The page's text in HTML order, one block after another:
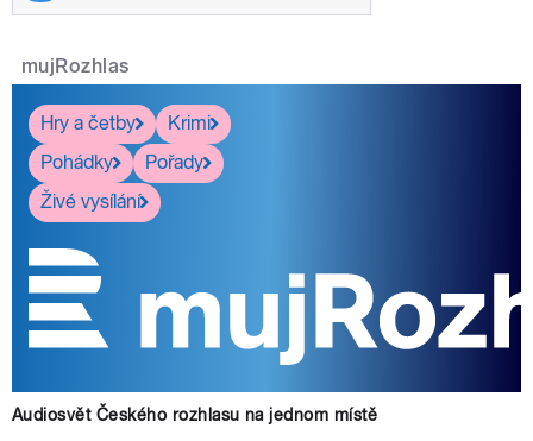
mujRozhlas
Hry a četby
Krimi
Pohádky
Pořady
Živé vysílání
Audiosvět Českého rozhlasu na jednom místě